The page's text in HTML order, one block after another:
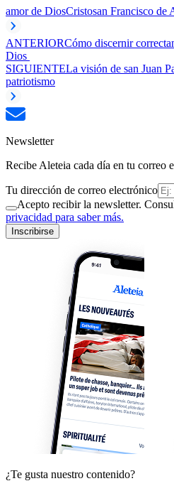
amor de DiosCristosan Francisco de
ANTERIORCómo discernir
Dios
SIGUIENTELa visión de san Juan
patriotismo
Newsletter
Recibe Aleteia cada día en tu correo
Tu dirección de correo electrónico
Acepto recibir la newsletter.
privacidad para saber más.
Inscribirse
¿Te gusta nuestro contenido?